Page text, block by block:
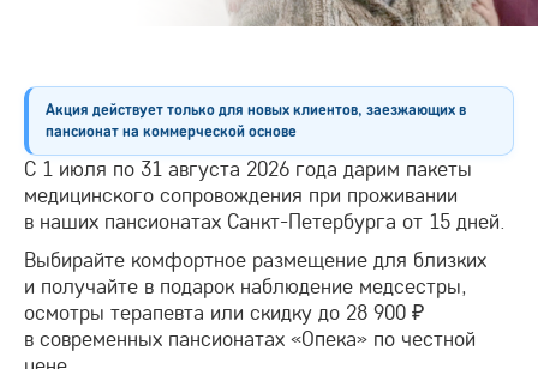
Акция действует только для новых клиентов, заезжающих в
пансионат на коммерческой основе
С 1 июля по 31 августа 2026 года дарим пакеты
медицинского сопровождения при проживании
в наших пансионатах Санкт-Петербурга от 15 дней.
Выбирайте комфортное размещение для близких
и получайте в подарок наблюдение медсестры,
осмотры терапевта или скидку до 28 900 ₽
в современных пансионатах «Опека» по честной